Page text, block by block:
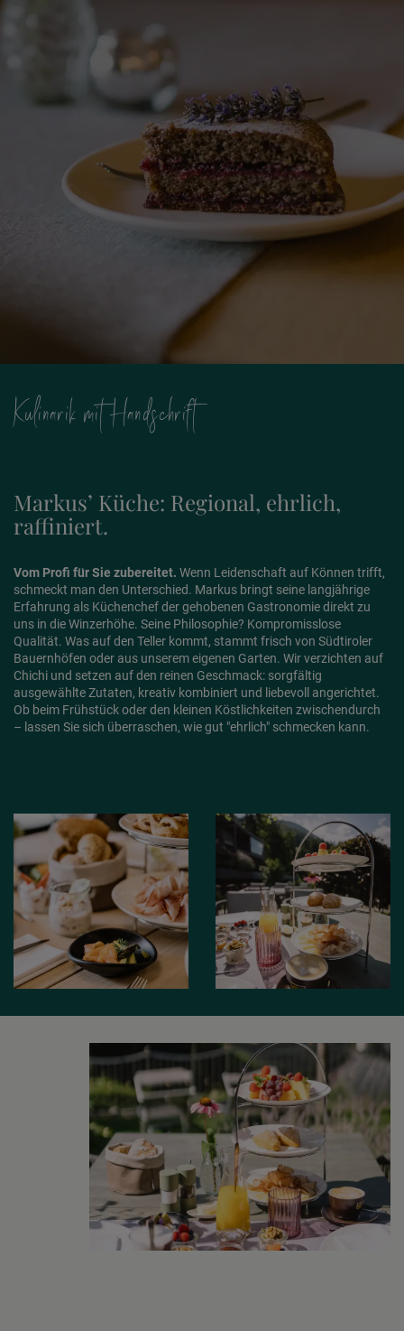
Winzerhöhe Kulinarik
Serviertes Frühstück
Törggelen in Südtirol
Weihnachtsmärkte
Impressionen
Kulinarik mit Handschrift
Markus’ Küche: Regional, ehrlich,
raffiniert.
Vom Profi für Sie zubereitet. Wenn Leidenschaft auf Können trifft,
schmeckt man den Unterschied. Markus bringt seine langjährige
Erfahrung als Küchenchef der gehobenen Gastronomie direkt zu
uns in die Winzerhöhe. Seine Philosophie? Kompromisslose
Qualität. Was auf den Teller kommt, stammt frisch von Südtiroler
Bauernhöfen oder aus unserem eigenen Garten. Wir verzichten auf
Chichi und setzen auf den reinen Geschmack: sorgfältig
ausgewählte Zutaten, kreativ kombiniert und liebevoll angerichtet.
Ob beim Frühstück oder den kleinen Köstlichkeiten zwischendurch
– lassen Sie sich überraschen, wie gut "ehrlich" schmecken kann.